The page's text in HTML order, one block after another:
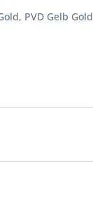
PVD Gelb Gold